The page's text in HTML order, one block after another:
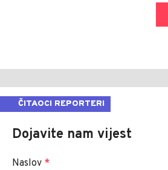
ČITAOCI REPORTERI
Dojavite nam vijest
Naslov *